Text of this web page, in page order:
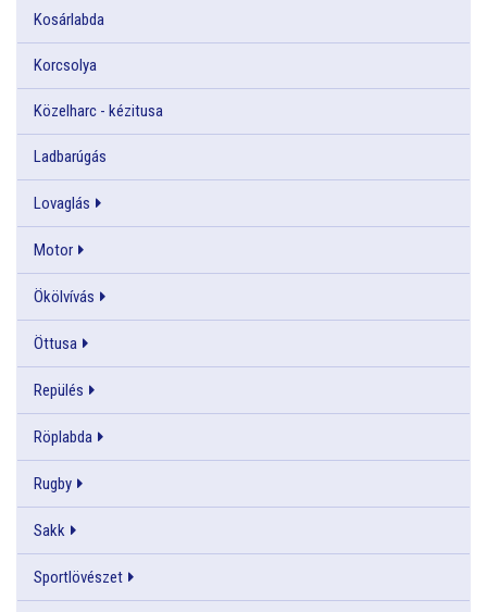
Kosárlabda
Korcsolya
Közelharc - kézitusa
Ladbarúgás
Lovaglás
Motor
Ökölvívás
Öttusa
Repülés
Röplabda
Rugby
Sakk
Sportlövészet